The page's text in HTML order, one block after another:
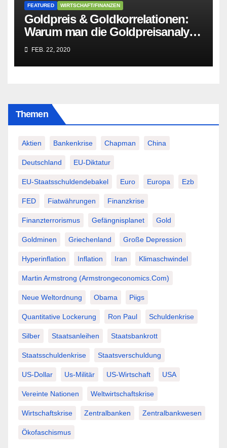
FEATURED WIRTSCHAFT/FINANZEN
Goldpreis & Goldkorrelationen:
Warum man die Goldpreisanalyse
besser Profis überlässt!
FEB. 22, 2020
Themen
Aktien Bankenkrise Chapman China
Deutschland EU-Diktatur
EU-Staatsschuldendebakel Euro Europa Ezb
FED Fiatwährungen Finanzkrise
Finanzterrorismus Gefängnisplanet Gold
Goldminen Griechenland Große Depression
Hyperinflation Inflation Iran Klimaschwindel
Martin Armstrong (Armstrongeconomics.com)
Neue Weltordnung Obama Piigs
Quantitative Lockerung Ron Paul Schuldenkrise
Silber Staatsanleihen Staatsbankrott
Staatsschuldenkrise Staatsverschuldung
US-Dollar Us-Militär US-Wirtschaft USA
Vereinte Nationen Weltwirtschaftskrise
Wirtschaftskrise Zentralbanken Zentralbankwesen
Ökofaschismus